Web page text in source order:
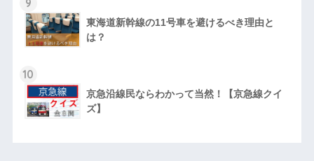
東海道新幹線の11号車を避けるべき理由と
は？
10
京急沿線民ならわかって当然！【京急線クイ
ズ】